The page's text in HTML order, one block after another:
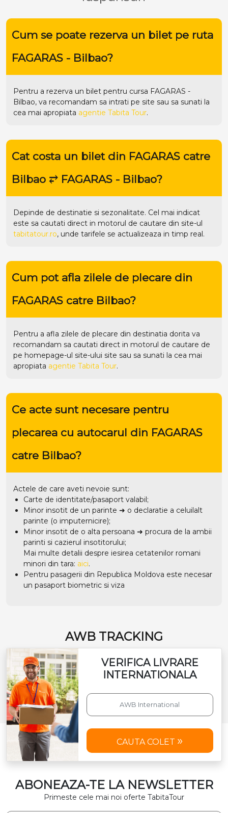
Cum se poate rezerva un bilet pe ruta
FAGARAS - Bilbao?
Pentru a rezerva un bilet pentru cursa FAGARAS -
Bilbao, va recomandam sa intrati pe site sau sa sunati la
cea mai apropiata agentie Tabita Tour.
Cat costa un bilet din FAGARAS catre
Bilbao ⥂ FAGARAS - Bilbao?
Depinde de destinatie si sezonalitate. Cel mai indicat
este sa cautati direct in motorul de cautare din site-ul
tabitatour.ro, unde tarifele se actualizeaza in timp real.
Cum pot afla zilele de plecare din
FAGARAS catre Bilbao?
Pentru a afla zilele de plecare din destinatia dorita va
recomandam sa cautati direct in motorul de cautare de
pe homepage-ul site-ului site sau sa sunati la cea mai
apropiata agentie Tabita Tour.
Ce acte sunt necesare pentru
plecarea cu autocarul din FAGARAS
catre Bilbao?
Actele de care aveti nevoie sunt:
Carte de identitate/pasaport valabil;
Minor insotit de un parinte ➜ o declaratie a celuilalt
parinte (o imputernicire);
Minor insotit de o alta persoana ➜ procura de la ambii
parinti si cazierul insotitorului;
Mai multe detalii despre iesirea cetatenilor romani
minori din tara: aici.
Pentru pasagerii din Republica Moldova este necesar
un pasaport biometric si viza
AWB TRACKING
VERIFICA LIVRARE
INTERNATIONALA
CAUTA COLET
ABONEAZA-TE LA NEWSLETTER
Primeste cele mai noi oferte TabitaTour